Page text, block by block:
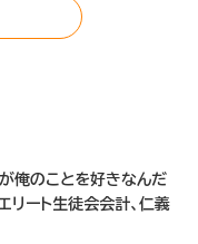
が俺のことを好きなんだ
ート生徒会会計、仁義